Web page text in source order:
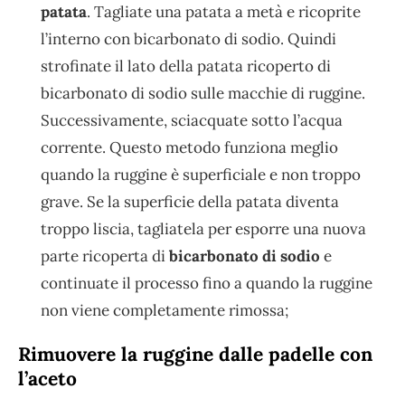
patata. Tagliate una patata a metà e ricoprite
l’interno con bicarbonato di sodio. Quindi
strofinate il lato della patata ricoperto di
bicarbonato di sodio sulle macchie di ruggine.
Successivamente, sciacquate sotto l’acqua
corrente. Questo metodo funziona meglio
quando la ruggine è superficiale e non troppo
grave. Se la superficie della patata diventa
troppo liscia, tagliatela per esporre una nuova
parte ricoperta dibicarbonato di sodio e
continuate il processo fino a quando la ruggine
non viene completamente rimossa;
Rimuovere la ruggine dalle padelle con
l’aceto